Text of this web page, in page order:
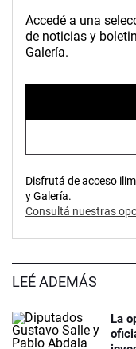
Accedé a una
de noticias y
Galería.
Disfrutá de acceso
y Galería.
Consultá nuestras
LEÉ ADEMÁS
La